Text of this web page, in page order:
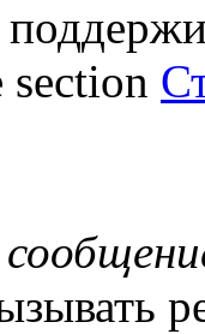
section